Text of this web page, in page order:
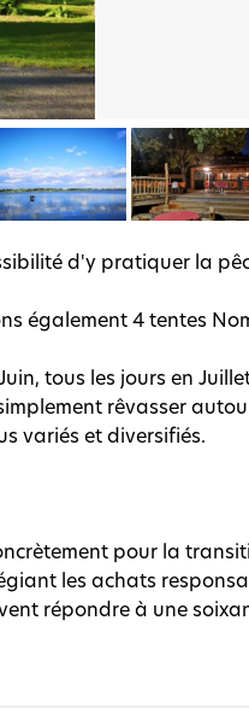
d'y pratiquer la
également 4 tentes
tous les jours en
rêvasser
variés et diversifiés.
pour la
les achats
répondre à une